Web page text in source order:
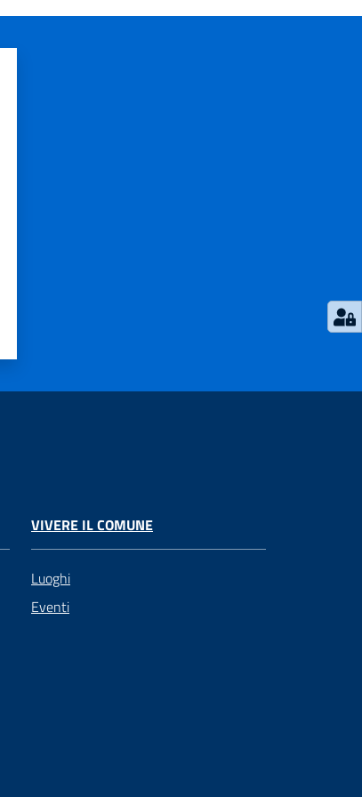
VIVERE IL COMUNE
Luoghi
Eventi